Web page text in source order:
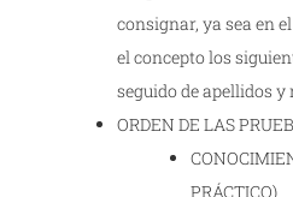
consignar, ya sea en
el concepto los
seguido de apellidos
ORDEN DE LAS
PRÁCTICO)